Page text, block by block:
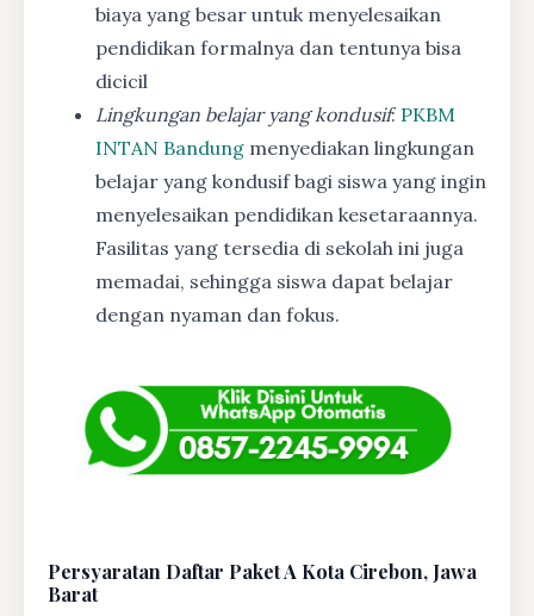
biaya yang besar untuk menyelesaikan
pendidikan formalnya dan tentunya bisa
dicicil
Lingkungan belajar yang kondusif: PKBM
INTAN Bandung menyediakan lingkungan
belajar yang kondusif bagi siswa yang ingin
menyelesaikan pendidikan kesetaraannya.
Fasilitas yang tersedia di sekolah ini juga
memadai, sehingga siswa dapat belajar
dengan nyaman dan fokus.
Persyaratan Daftar Paket A Kota Cirebon, Jawa
Barat